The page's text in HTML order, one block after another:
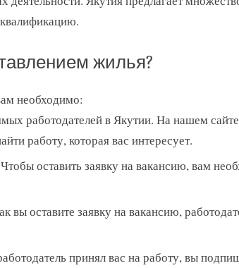
жилья?
необходимо:
работодателей в Якутии. На нашем
работу, которая вас интересует.
оставить заявку на вакансию, вам
вы оставите заявку на вакансию,
принял вас на работу, вы